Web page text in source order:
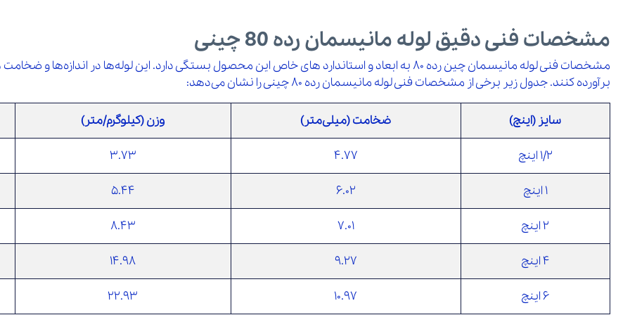
مشخصات فنی دقیق لوله مانیسمان رده 80 چینی
مشخصات فنی لوله مانیسمان چین رده 80 به ابعاد و استاندارد های خاص این محصول بستگی دارد. این لوله‌ها در
برآورده کنند. جدول زیر برخی از مشخصات فنی لوله مانیسمان رده 80 چینی را نشان می‌دهد:
سایز (اینچ) ضخامت (میلی‌متر) وزن (کیلوگرم/متر)
1/2 اینچ 4.77
3.73
1 اینچ 6.02
5.44
2 اینچ 7.01
8.43
4 اینچ 9.27
14.98
6 اینچ 10.97
22.93